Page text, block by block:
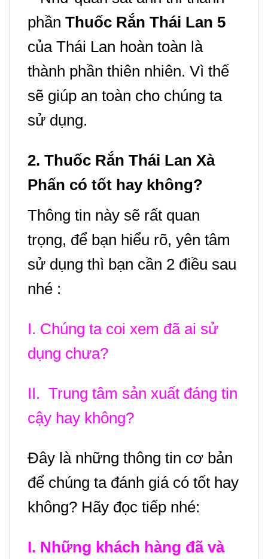
phần Thuốc Rắn Thái Lan 5
của Thái Lan hoàn toàn là
thành phần thiên nhiên. Vì thế
sẽ giúp an toàn cho chúng ta
sử dụng.
2. Thuốc Rắn Thái Lan Xà
Phấn có tốt hay không?
Thông tin này sẽ rất quan
trọng, để bạn hiểu rõ, yên tâm
sử dụng thì bạn cần 2 điều sau
nhé :
I. Chúng ta coi xem đã ai sử
dụng chưa?
II. Trung tâm sản xuất đáng tin
cậy hay không?
Đây là những thông tin cơ bản
để chúng ta đánh giá có tốt hay
không? Hãy đọc tiếp nhé:
I. Những khách hàng đã và